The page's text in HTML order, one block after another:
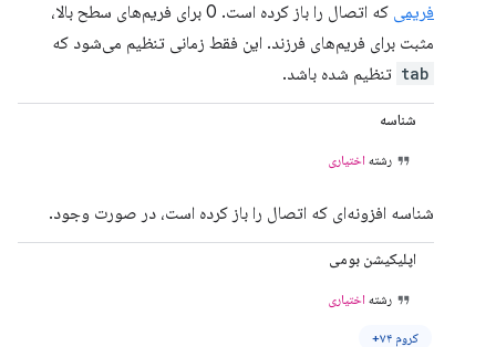
فریمی
که اتصال را باز کرده است. 0 برای فریم‌های سطح بالا،
مثبت برای فریم‌های فرزند. این فقط زمانی تنظیم می‌شود که
tab تنظیم شده باشد.
شناسه
رشته اختیاری
شناسه افزونه‌ای که اتصال را باز کرده است، در صورت وجود.
اپلیکیشن بومی
رشته اختیاری
کروم ۷۴+